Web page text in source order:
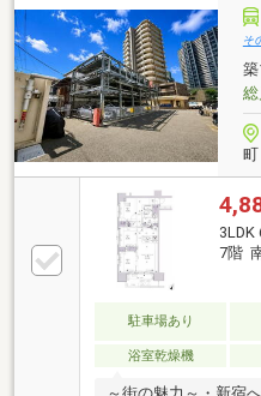
い物件も多数ござい
そ
町
3LDK
7階
駐車場あり
浴室乾燥機